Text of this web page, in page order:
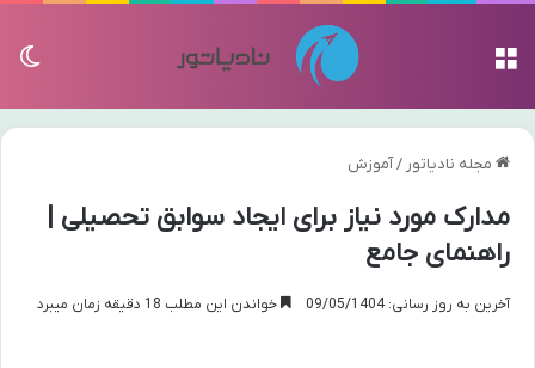
مجله نادیاتور /آموزش
مدارک مورد نیاز برای ایجاد سوابق تحصیلی |
راهنمای جامع
آخرین به روز رسانی: 09/05/1404 خواندن این مطلب 18 دقیقه زمان میبرد